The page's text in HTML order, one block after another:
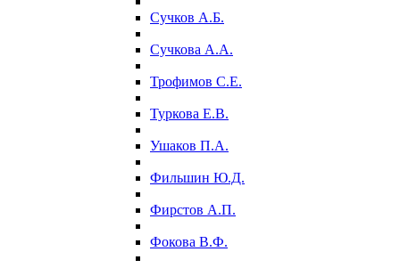
Сучков А.Б.
Сучкова А.А.
Трофимов С.Е.
Туркова Е.В.
Ушаков П.А.
Фильшин Ю.Д.
Фирстов А.П.
Фокова В.Ф.